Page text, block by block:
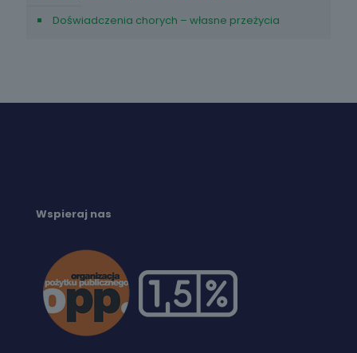
Doświadczenia chorych – własne przeżycia
Wspieraj nas